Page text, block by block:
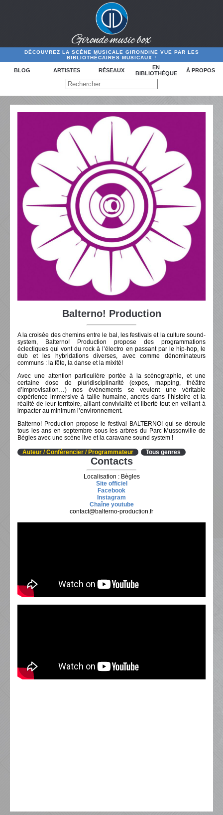
DÉCOUVREZ LA SCÈNE MUSICALE GIRONDINE VUE PAR LES
BIBLIOTHÉCAIRES MUSICAUX !
BLOG ARTISTES RÉSEAUX
EN
BIBLIOTHÈQUE
À PROPOS
Balterno! Production
A la croisée des chemins entre le bal, les festivals et la culture sound-
system, Balterno! Production propose des programmations
éclectiques qui vont du rock à l’électro en passant par le hip-hop, le
dub et les hybridations diverses, avec comme dénominateurs
communs : la fête, la danse et la mixité!
Avec une attention particulière portée à la scénographie, et une
certaine dose de pluridisciplinarité (expos, mapping, théâtre
d’improvisation…) nos évènements se veulent une véritable
expérience immersive à taille humaine, ancrés dans l’histoire et la
réalité de leur territoire, alliant convivialité et liberté tout en veillant à
impacter au minimum l’environnement.
Balterno! Production propose le festival BALTERNO! qui se déroule
tous les ans en septembre sous les arbres du Parc Mussonville de
Bègles avec une scène live et la caravane sound system !
Auteur / Conférencier / Programmateur Tous genres
Contacts
Localisation : Bègles
Site officiel
Facebook
Instagram
Chaîne youtube
contact@balterno-production.fr